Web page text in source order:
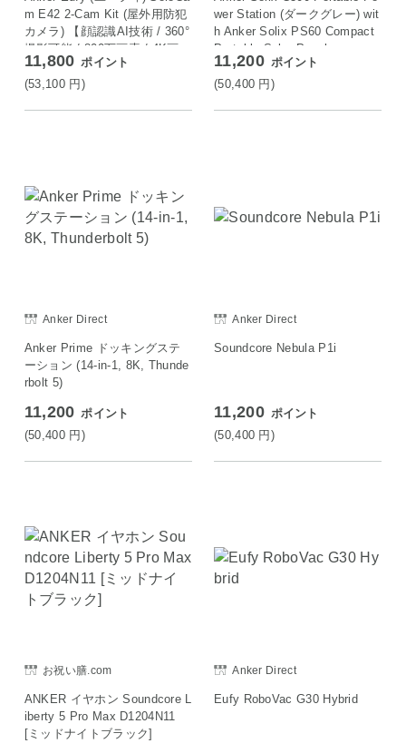
m E42 2-Cam Kit (屋外用防犯
カメラ) 【顔認識AI技術 / 360°
撮影可能 / 800万画素 / 4K画
質】
11,800 ポイント
(53,100 円)
wer Station (ダークグレー) wit
h Anker Solix PS60 Compact
Portable Solar Panel
11,200 ポイント
(50,400 円)
Anker Direct
Anker Prime ドッキングステ
ーション (14-in-1, 8K, Thunde
rbolt 5)
11,200 ポイント
(50,400 円)
Anker Direct
Soundcore Nebula P1i
11,200 ポイント
(50,400 円)
お祝い膳.com
ANKER イヤホン Soundcore L
iberty 5 Pro Max D1204N11
[ミッドナイトブラック]
Anker Direct
Eufy RoboVac G30 Hybrid